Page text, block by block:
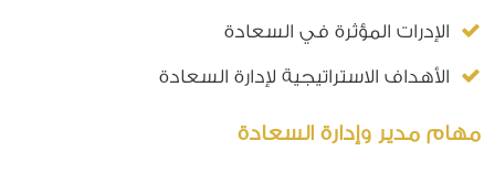
الإدرات المؤثرة في السعادة
الأهداف الاستراتيجية لإدارة السعادة
مهام مدير وإدارة السعادة